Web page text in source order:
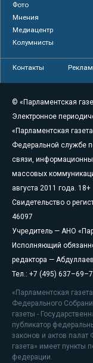
Фото
Мнения
Медиацентр
Колумнисты
Контакты
© «Парламентская
Электронное
«Парламентская
Федеральной службе
связи,
массовых
августа 2011 года. 18+
Свидетельство о
46097
Учредитель — АНО
Исполняющий
редактора —
Тел.: +7 (495)
«Парламентская
Федерального
газеты -
публикатор
законов и актов
газета» имеет пункты
федерации.